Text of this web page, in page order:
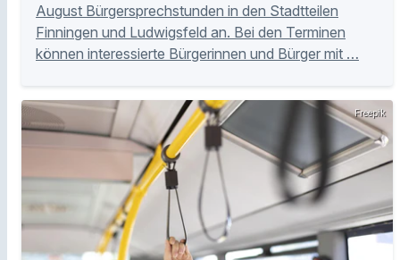
August Bürgersprechstunden in den Stadtteilen
Finningen und Ludwigsfeld an. Bei den Terminen
können interessierte Bürgerinnen und Bürger mit …
Freepik